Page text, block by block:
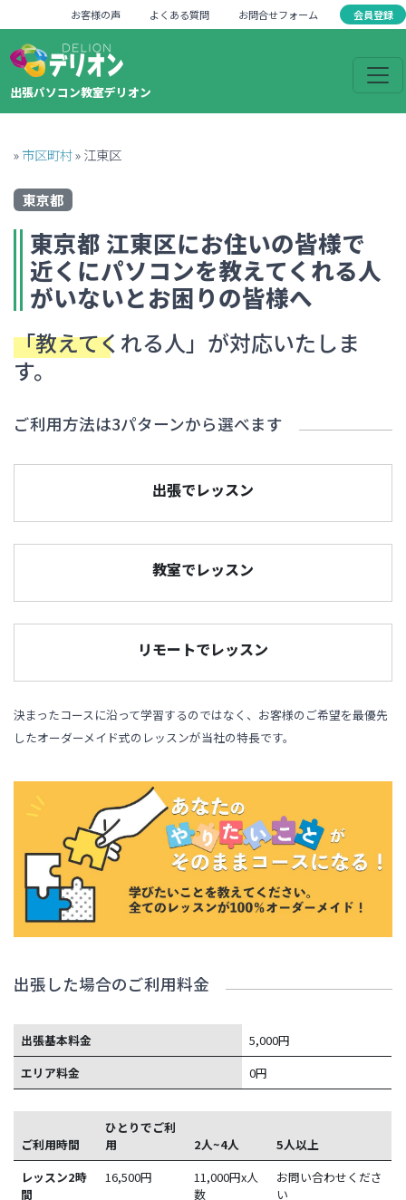
お客様の声 よくある質問 お問合せフォーム 会員登録
出張パソコン教室デリオン
»市区町村»江東区
東京都
東京都 江東区にお住いの皆様で
近くにパソコンを教えてくれる人
がいないとお困りの皆様へ
「教えてくれる人」 が対応いたしま
す。
ご利用方法は3パターンから選べます
出張でレッスン
教室でレッスン
リモートでレッスン
決まったコースに沿って学習するのではなく、お客様のご希望を最優先
したオーダーメイド式のレッスンが当社の特長です。
出張した場合のご利用料金
出張基本料金
5,000円
エリア料金
0円
ご利用時間
ひとりでご利
用
2人~4人
5人以上
レッスン2時
間
16,500円
11,000円x人
数
お問い合わせくださ
い